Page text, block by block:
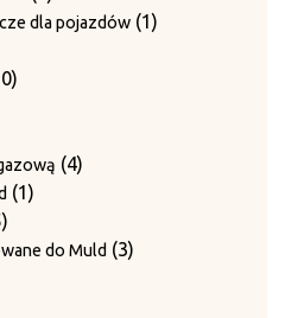
produkty
dla pojazdów 11
10
44
11
25
produktów
do Muld 33